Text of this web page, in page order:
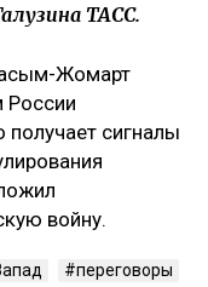
ТАСС.
Жомарт
России
сигналы
войну.
переговоры